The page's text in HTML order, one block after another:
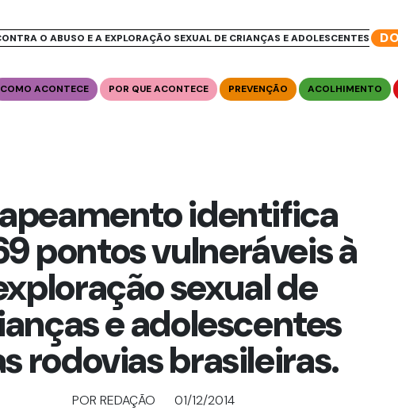
O ABUSO E A EXPLORAÇÃO SEXUAL DE CRIANÇAS E ADOLESCENTES
COMO ACONTECE POR QUE ACONTECE PREVENÇÃO ACOLHIMENTO
identifica
pontos vulneráveis à
sexual de
e adolescentes
rodovias brasileiras.
POR REDAÇÃO 01/12/2014